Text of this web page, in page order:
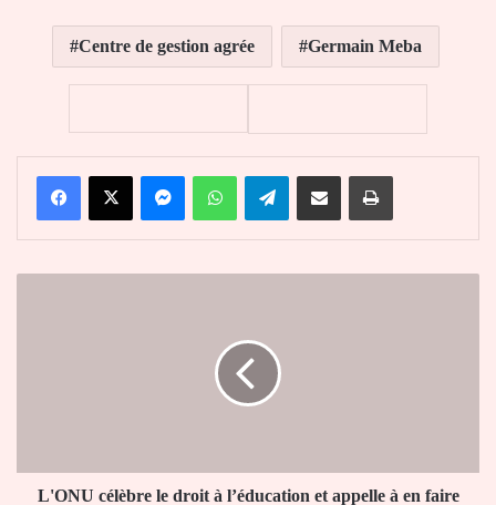
Centre de gestion agrée Germain Meba
FacebookX MessengerWhatsAppTelegramPartager par email Imprimer
à
L'ONU célèbre le droit à l’éducation et appelle à en faire